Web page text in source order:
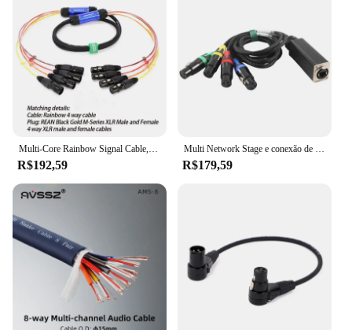
Multi-Core Rainbow Signal Cable, Iluminação de Palco, Multi-Channel, personalizável, Áudio XLR, 2, 4, 8, 12, 16, 24 Way
R$192,59
Multi Network Stage e conexão de estúdio, XLR, 4 canais, 3 pinos, XLR, cabo macho e fêmea, áudio RJ45
R$179,59